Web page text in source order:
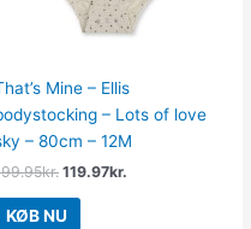
Mine – Ellis
– Lots of love
– 80cm – 12M
kr. 119.97kr.
KØB NU